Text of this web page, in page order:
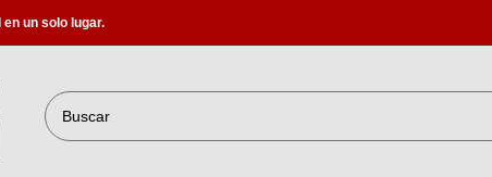
un solo lugar.